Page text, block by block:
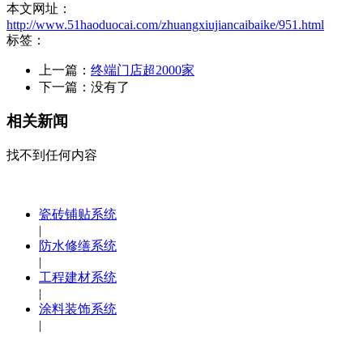
本文网址：
http://www.51haoduocai.com/zhuangxiujiancaibaike/951.html
标签：
上一篇： 终端门店超2000家
下一篇：没有了
相关新闻
找不到任何内容
瓷砖铺贴系统
|
防水修缮系统
|
工程建材系统
|
涂料装饰系统
|